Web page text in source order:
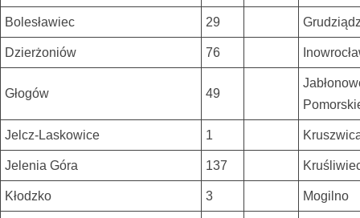
Bolesławiec 29
Dzierżoniów 76
Głogów 49
Jelcz-Laskowice 1
Jelenia Góra 137
Kłodzko 3 Mogilno